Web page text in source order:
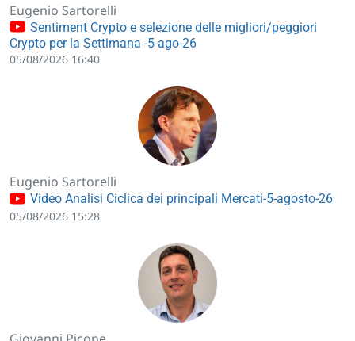
Eugenio Sartorelli
Sentiment Crypto e selezione delle migliori/peggiori
Crypto per la Settimana -5-ago-26
05/08/2026 16:40
Eugenio Sartorelli
Video Analisi Ciclica dei principali Mercati-5-agosto-26
05/08/2026 15:28